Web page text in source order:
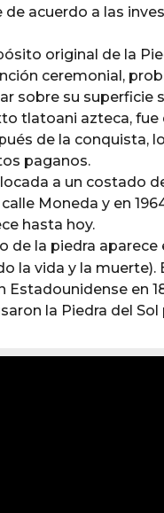
de acuerdo a las
original de la
ceremonial,
sobre su superficie
tlatoani azteca,
de la conquista,
paganos.
a un costado
Moneda y en
hasta hoy.
de la piedra
la vida y la
en
la Piedra del